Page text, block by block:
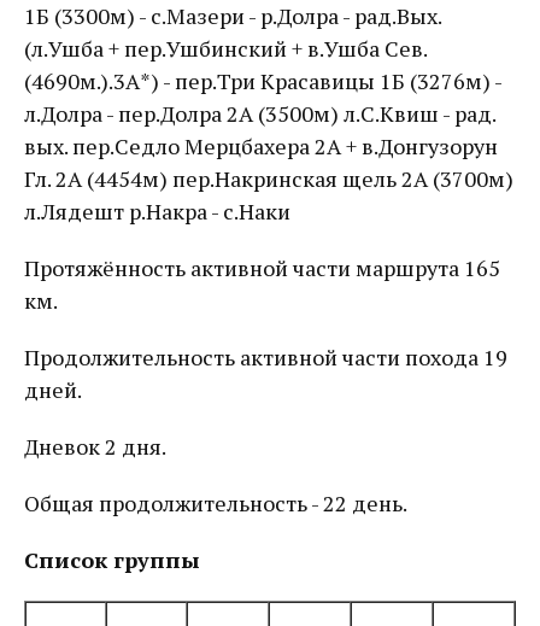
1Б (3300м) - с.Мазери - р.Долра - рад.Вых.
(л.Ушба + пер.Ушбинский + в.Ушба Сев.
(4690м.).3А*) - пер.Три Красавицы 1Б (3276м) -
л.Долра - пер.Долра 2А (3500м) л.С.Квиш - рад.
вых. пер.Седло Мерцбахера 2А + в.Донгузорун
Гл. 2А (4454м) пер.Накринская щель 2А (3700м)
л.Лядешт р.Накра - с.Наки
Протяжённость активной части маршрута 165
км.
Продолжительность активной части похода 19
дней.
Дневок 2 дня.
Общая продолжительность - 22 день.
Список группы